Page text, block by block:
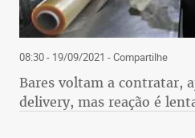
08:30 - 19/09/2021 - Compartilhe
Bares voltam a contratar,
delivery, mas reação é